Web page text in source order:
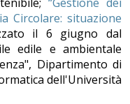
Circolare: situazione
il 6 giugno dal
edile e ambientale
Dipartimento di
dell'Università